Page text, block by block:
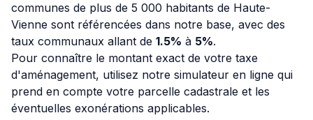
communes de plus de 5 000 habitants de Haute-
Vienne sont référencées dans notre base, avec des
taux communaux allant de 1.5% à 5%.
Pour connaître le montant exact de votre taxe
d'aménagement, utilisez notre simulateur en ligne qui
prend en compte votre parcelle cadastrale et les
éventuelles exonérations applicables.